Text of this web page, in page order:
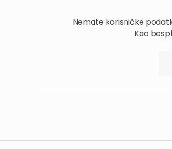
Nemate korisničke
Kao